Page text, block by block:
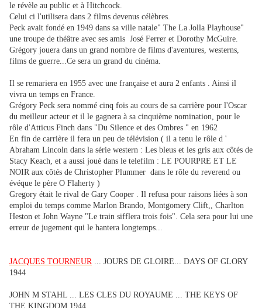
le révèle au public et à Hitchcock.
Celui ci l'utilisera dans 2 films devenus célèbres.
Peck avait fondé en 1949 dans sa ville natale" The La Jolla Playhouse"
une troupe de théâtre avec ses amis José Ferrer et Dorothy McGuire.
Grégory jouera dans un grand nombre de films d'aventures, westerns,
films de guerre...Ce sera un grand du cinéma.
Il se remariera en 1955 avec une française et aura 2 enfants . Ainsi il
vivra un temps en France.
Grégory Peck sera nommé cinq fois au cours de sa carrière pour l'Oscar
du meilleur acteur et il le gagnera à sa cinquième nomination, pour le
rôle d'Atticus Finch dans "Du Silence et des Ombres " en 1962
En fin de carrière il fera un peu de télévision ( il a tenu le rôle d '
Abraham Lincoln dans la série western : Les bleus et les gris aux côtés de
Stacy Keach, et a aussi joué dans le telefilm : LE POURPRE ET LE
NOIR aux côtés de Christopher Plummer dans le rôle du reverend ou
évéque le père O Flaherty )
Gregory était le rival de Gary Cooper . Il refusa pour raisons liées à son
emploi du temps comme Marlon Brando, Montgomery Clift,, Charlton
Heston et John Wayne "Le train sifflera trois fois". Cela sera pour lui une
erreur de jugement qui le hantera longtemps...
JACQUES TOURNEUR... JOURS DE GLOIRE... DAYS OF GLORY
1944
JOHN M STAHL ... LES CLES DU ROYAUME ... THE KEYS OF
THE KINGDOM 1944